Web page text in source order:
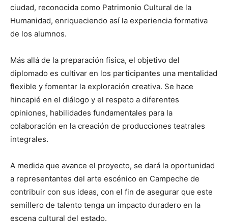
ciudad, reconocida como Patrimonio Cultural de la
Humanidad, enriqueciendo así la experiencia formativa
de los alumnos.
Más allá de la preparación física, el objetivo del
diplomado es cultivar en los participantes una mentalidad
flexible y fomentar la exploración creativa. Se hace
hincapié en el diálogo y el respeto a diferentes
opiniones, habilidades fundamentales para la
colaboración en la creación de producciones teatrales
integrales.
A medida que avance el proyecto, se dará la oportunidad
a representantes del arte escénico en Campeche de
contribuir con sus ideas, con el fin de asegurar que este
semillero de talento tenga un impacto duradero en la
escena cultural del estado.